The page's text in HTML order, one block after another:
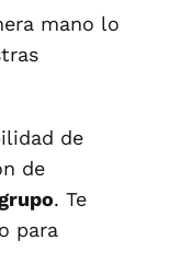
mano lo
de
de
. Te
para